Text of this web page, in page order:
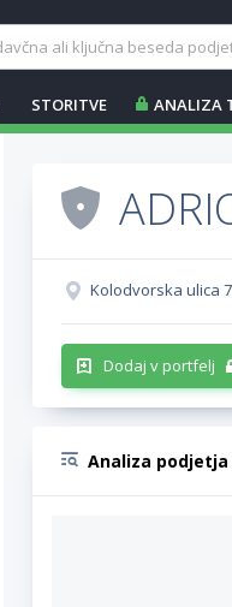
STORITVE ANALIZA
Kolodvorska ulica
Dodaj v portfelj
Analiza podjetja